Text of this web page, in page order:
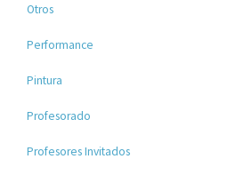
Otros
Performance
Pintura
Profesorado
Profesores Invitados